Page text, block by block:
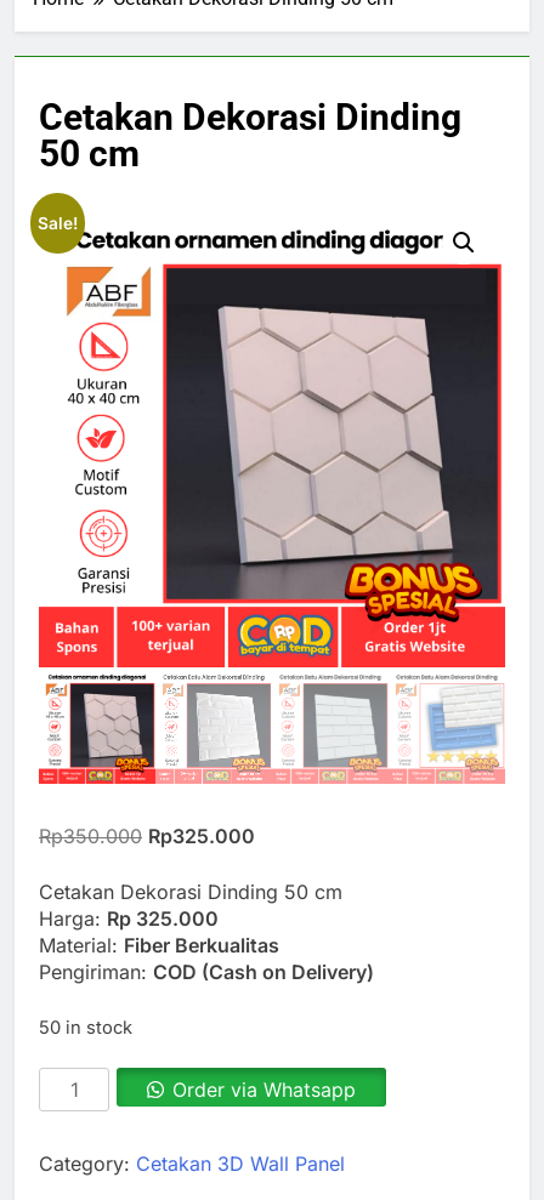
Cetakan Dekorasi Dinding
50 cm
Sale!
Rp350.000 Original
was:
Rp350.000.
Rp325.000
is:
Cetakan Dekorasi Dinding 50 cm
Harga: Rp 325.000
Material: Fiber Berkualitas
Pengiriman: COD (Cash on Delivery)
50 in stock
Cetakan
Dekorasi
50
Order via Whatsapp
Category: Cetakan 3D Wall Panel